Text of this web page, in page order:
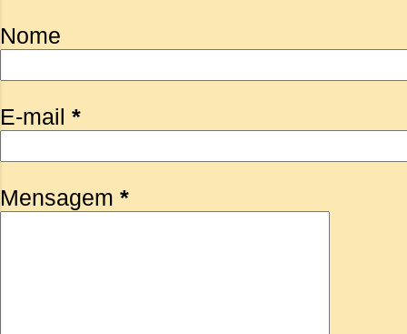
Nome
E-mail *
Mensagem *